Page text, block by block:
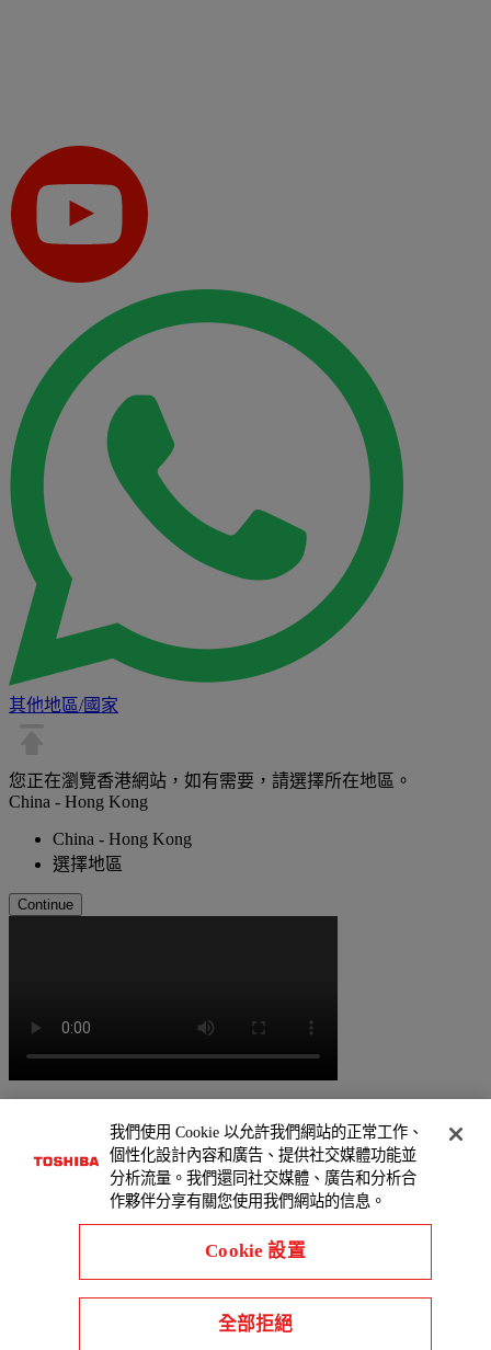
其他地區/國家
您正在瀏覽香港網站，如有需要，請選擇所在地區。
China - Hong Kong
China - Hong Kong
選擇地區
Continue
我們使用 Cookie 以允許我們網站的正常工作、
個性化設計內容和廣告、提供社交媒體功能並
分析流量。我們還同社交媒體、廣告和分析合
作夥伴分享有關您使用我們網站的信息。
Cookie 設置
全部拒絕